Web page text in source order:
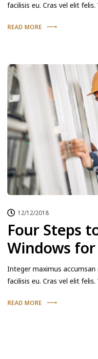
facilisis eu. Cras vel elit
READ MORE
12/12/2018
Four Steps
Windows
Integer maximus
facilisis eu. Cras vel elit
READ MORE